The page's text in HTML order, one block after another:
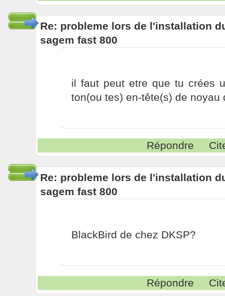
Re: probleme lors de l'installation
sagem fast 800
il faut peut etre que tu crées
ton(ou tes) en-tête(s) de noyau
Répondre
Re: probleme lors de l'installation
sagem fast 800
BlackBird de chez DKSP?
Répondre